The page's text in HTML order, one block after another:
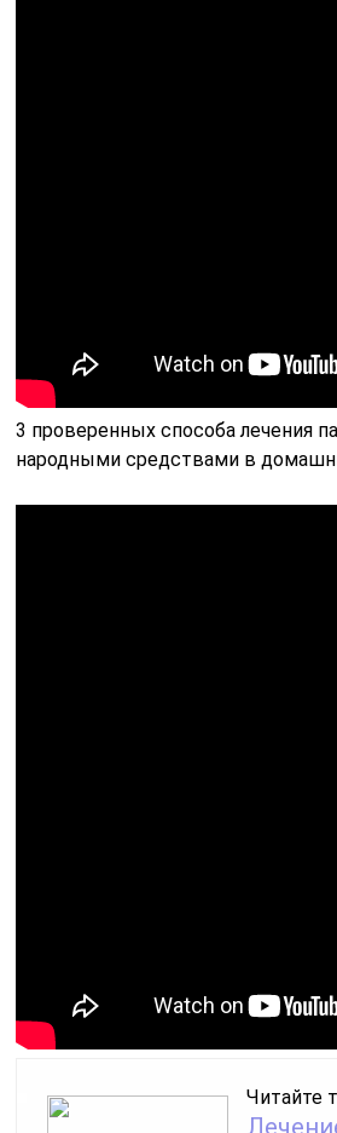
3 проверенных способа лечения
народными средствами в
Читайте